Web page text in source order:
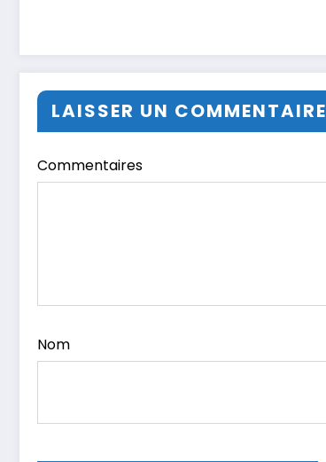
LAISSER UN COMMENTAIRE
Commentaires
Nom